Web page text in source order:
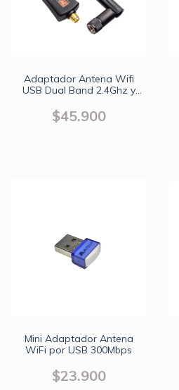
Adaptador Antena Wifi
USB Dual Band 2.4Ghz y
$45.900
Mini Adaptador Antena
WiFi por USB 300Mbps
$23.900